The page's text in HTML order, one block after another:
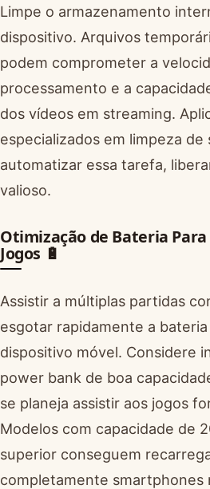
Limpe o armazenamento
dispositivo. Arquivos
podem comprometer a
processamento e a
dos vídeos em streaming.
especializados em limpeza de
automatizar essa tarefa,
valioso.
Otimização de Bateria
Jogos 🔋
Assistir a múltiplas partidas
esgotar rapidamente a bateria
dispositivo móvel. Considere
power bank de boa
se planeja assistir aos jogos
Modelos com capacidade de
superior conseguem
completamente smartphones